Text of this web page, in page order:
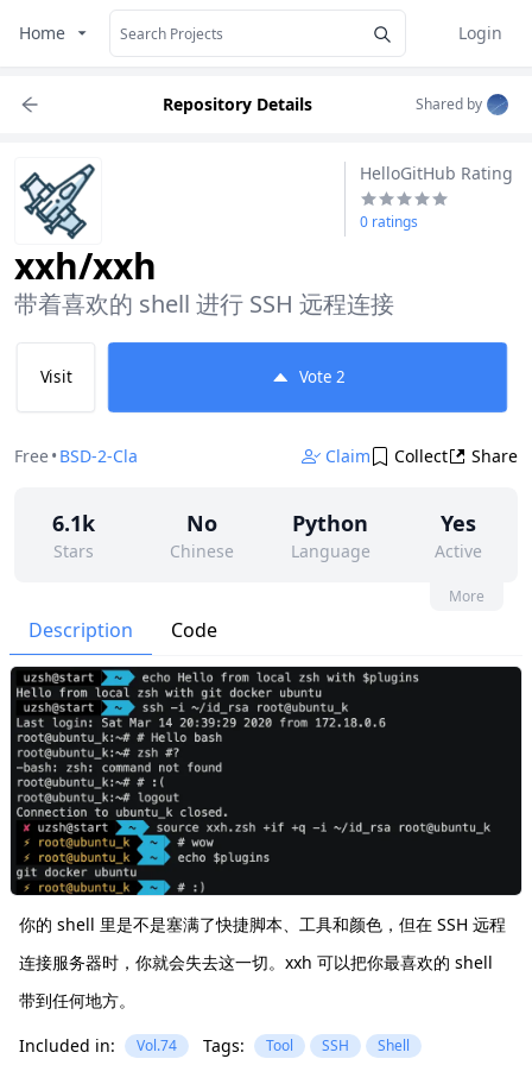
Home
Login
Repository Details Shared by
HelloGitHub Rating
0 ratings
xxh/xxh
带着喜欢的 shell 进行 SSH 远程连接
Visit Vote 2
Free• BSD-2-Clause Claim Collect Share
6.1k
Stars
No
Chinese
Python
Language
Yes
Active
Contributors Issues
None
123
Forks
BSD-2-Clause
License
More
Description Code
你的 shell 里是不是塞满了快捷脚本、工具和颜色，但在 SSH 远程
连接服务器时，你就会失去这一切。xxh 可以把你最喜欢的 shell
带到任何地方。
Included in:
Vol.74 Tags: Tool SSH Shell